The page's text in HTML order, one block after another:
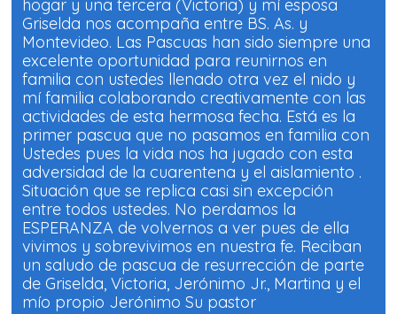
hogar y una tercera (Victoria) y mí esposa
Griselda nos acompaña entre BS. As. y
Montevideo. Las Pascuas han sido siempre una
excelente oportunidad para reunirnos en
familia con ustedes llenado otra vez el nido y
mí familia colaborando creativamente con las
actividades de esta hermosa fecha. Está es la
primer pascua que no pasamos en familia con
Ustedes pues la vida nos ha jugado con esta
adversidad de la cuarentena y el aislamiento .
Situación que se replica casi sin excepción
entre todos ustedes. No perdamos la
ESPERANZA de volvernos a ver pues de ella
vivimos y sobrevivimos en nuestra fe. Reciban
un saludo de pascua de resurrección de parte
de Griselda, Victoria, Jerónimo Jr., Martina y el
mío propio Jerónimo Su pastor